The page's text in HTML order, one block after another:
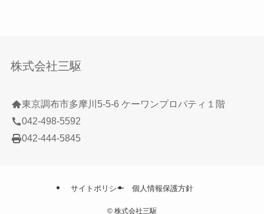
株式会社三駆
東京調布市多摩川5-5-6 ケーワンプロパティ１階
042-498-5592
042-444-5845
サイトポリシー 個人情報保護方針
© 株式会社三駆